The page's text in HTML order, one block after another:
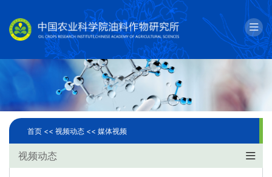
English 邮箱
科学研究
人才队伍
首页 << 视频动态 << 媒体视频
视频动态